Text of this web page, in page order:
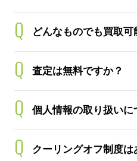
Q どんなものでも買取可
Q 査定は無料ですか？
Q 個人情報の取り扱いに
Q クーリングオフ制度は